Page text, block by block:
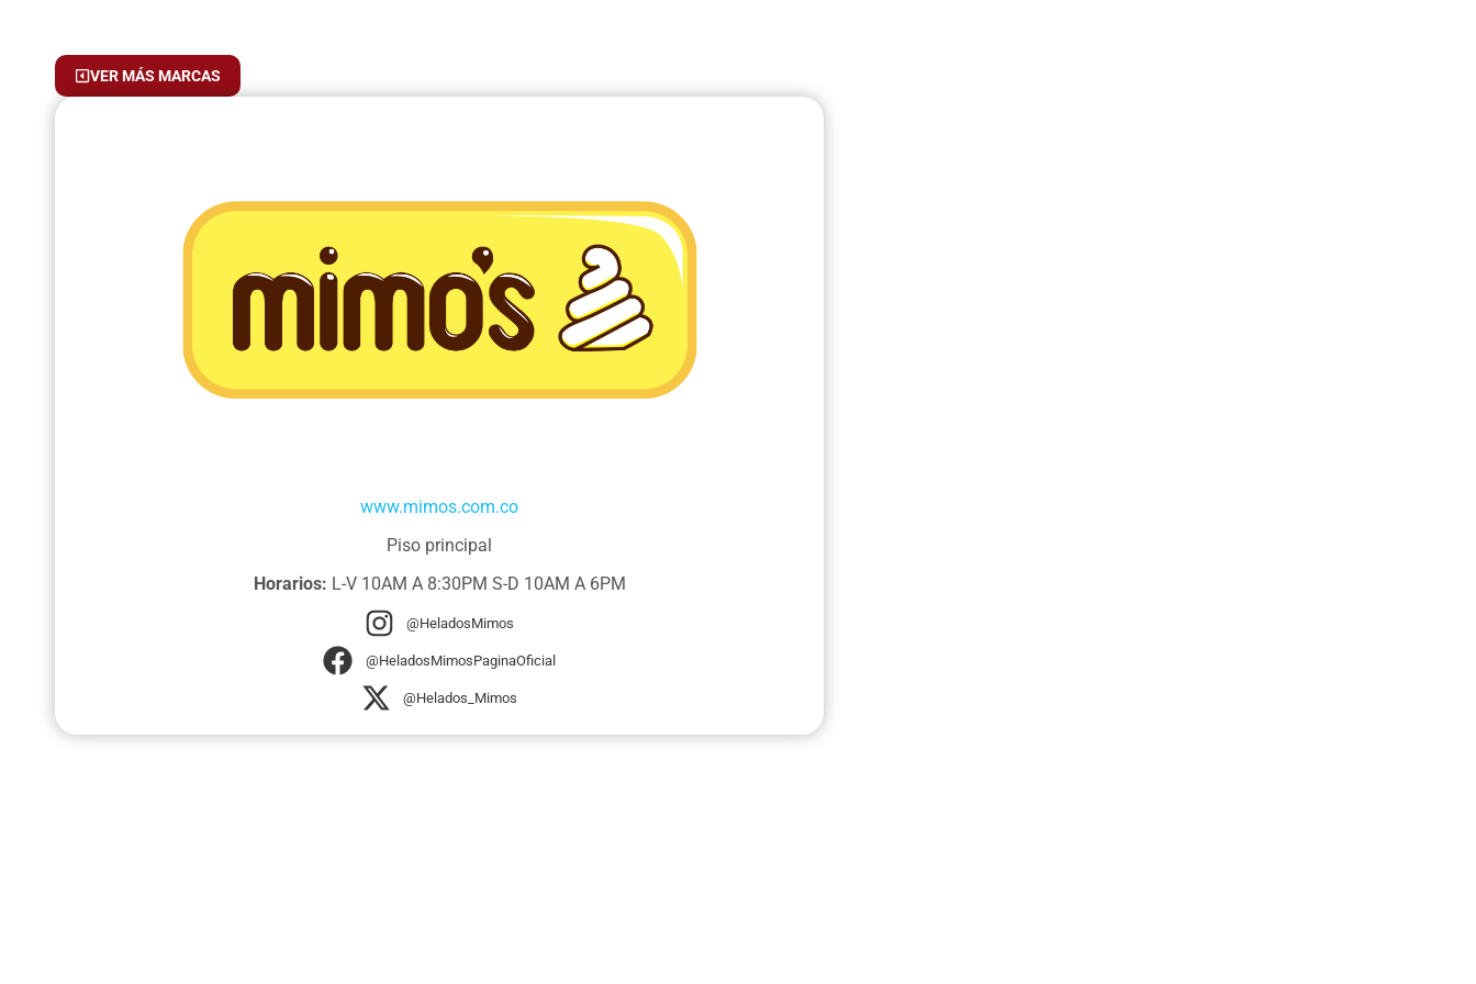
VER MÁS MARCAS
www.mimos.com.co
Piso principal
Horarios: L-V 10AM A 8:30PM S-D 10AM A 6PM
@HeladosMimos
@HeladosMimosPaginaOficial
@Helados_Mimos